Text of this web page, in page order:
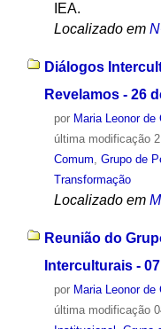
IEA.
Localizado em
Diálogos
Revelamos - 26
por Maria Leonor de
última modificação
Comum Grupo de
Transformação
Localizado em
Reunião do
Interculturais -
por Maria Leonor de
última modificação